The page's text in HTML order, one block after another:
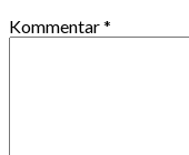
Kommentar*